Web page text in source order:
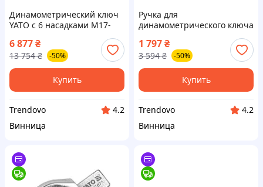
Динамометрический ключ
YATO с 6 насадками M17-
M29, диапазон 10-100 Нм
для установки
кондиционеров
6 877₴
13 754 ₴ -50%
Купить
Trendovo
4.2
Винница
Ручка для
динамометрического ключа
YATO 9-12 мм с диапазоном
6-30 Нм длина 280-300 мм
без насадки
1 797₴
3 594 ₴ -50%
Купить
Trendovo
4.2
Винница